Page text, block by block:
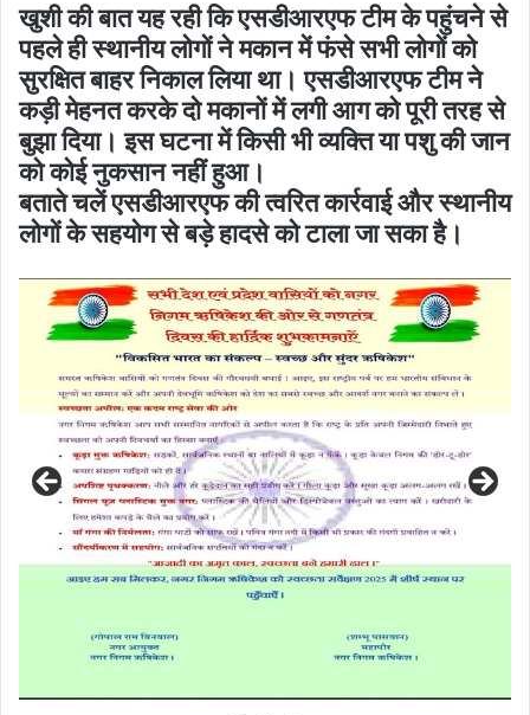
खुशी की बात यह रही कि एसडीआरएफ टीम के पहुंचने से
पहले ही स्थानीय लोगों ने मकान में फंसे सभी लोगों को
सुरक्षित बाहर निकाल लिया था। एसडीआरएफ टीम ने
कड़ी मेहनत करके दो मकानों में लगी आग को पूरी तरह से
बुझा दिया। इस घटना में किसी भी व्यक्ति या पशु की जान
को कोई नुकसान नहीं हुआ।
बताते चलें एसडीआरएफ की त्वरित कार्रवाई और स्थानीय
लोगों के सहयोग से बड़े हादसे को टाला जा सका है।